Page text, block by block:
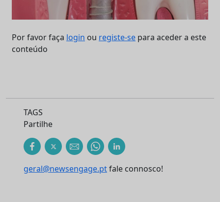
Por favor faça login ou registe-se para aceder a este
conteúdo
TAGS
Partilhe
geral@newsengage.ptfale connosco!